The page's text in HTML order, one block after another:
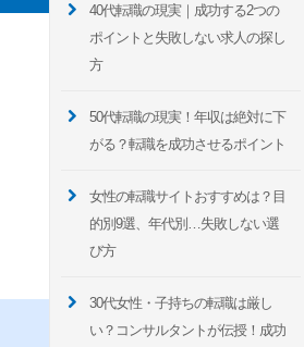
40代転職の現実｜成功する2つの
ポイントと失敗しない求人の探し
方
50代転職の現実！年収は絶対に下
がる？転職を成功させるポイント
女性の転職サイトおすすめは？目
的別9選、年代別…失敗しない選
び方
30代女性・子持ちの転職は厳し
い？コンサルタントが伝授！成功